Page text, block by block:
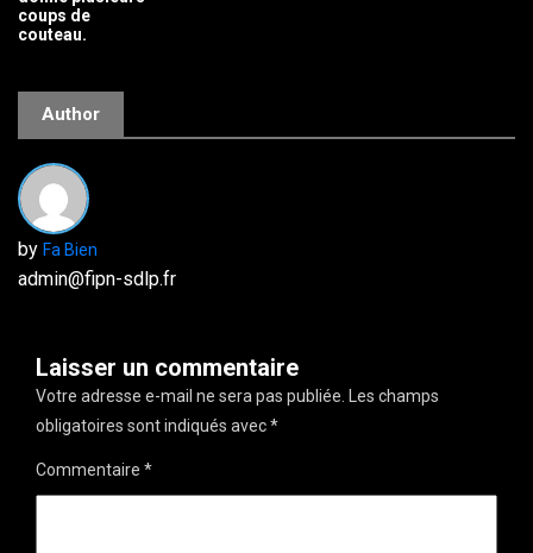
coups de
couteau.
Author
by Fa Bien
admin@fipn-sdlp.fr
Laisser un commentaire
Votre adresse e-mail ne sera pas publiée. Les champs
obligatoires sont indiqués avec*
Commentaire *